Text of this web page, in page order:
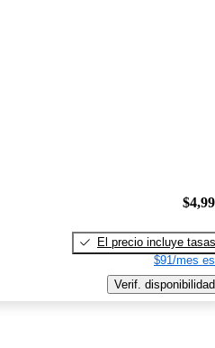
El precio incluye tasas
$91/mes
Verif. disponibilidad